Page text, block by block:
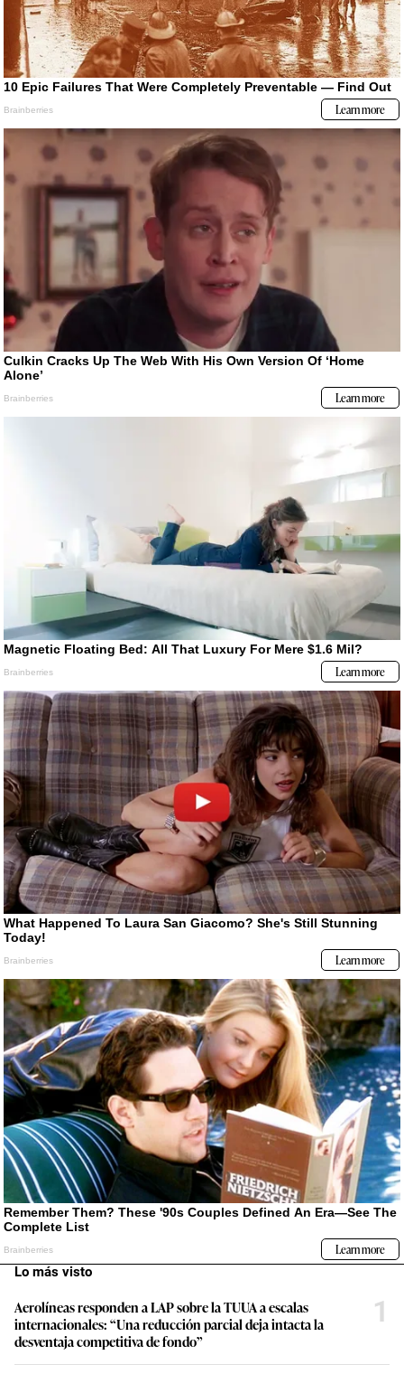
Lo más visto
Aerolíneas responden a LAP sobre la TUUA a escalas
internacionales: “Una reducción parcial deja intacta la
desventaja competitiva de fondo”
1